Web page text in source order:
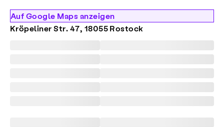
Auf Google Maps anzeigen
Kröpeliner Str. 47, 18055 Rostock